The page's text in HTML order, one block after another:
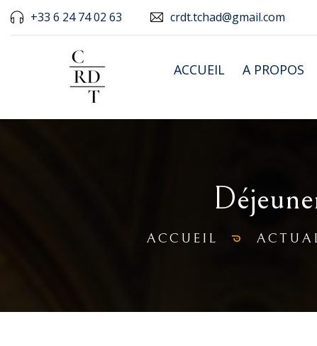
+33 6 24 74 02 63 crdt.tchad@gmail.com
ACCUEIL A PROPOS
ACCUEIL